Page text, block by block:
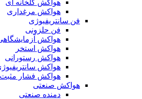
هواکش گلخانه ای
هواکش مرغداری
فن سانتریفیوژی
فن حلزونی
هواکش
هواکش استخر
هواکش رستورانی
هواکش
هواکش فشار مثبت
هواکش صنعتی
دمنده صنعتی